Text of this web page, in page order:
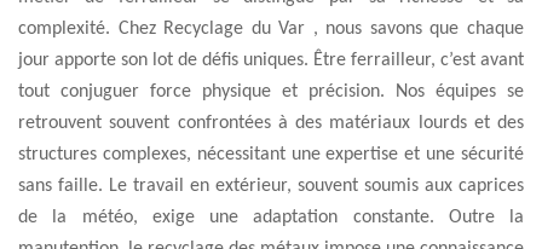
complexité. Chez Recyclage du Var , nous savons que chaque
jour apporte son lot de défis uniques. Être ferrailleur, c’est avant
tout conjuguer force physique et précision. Nos équipes se
retrouvent souvent confrontées à des matériaux lourds et des
structures complexes, nécessitant une expertise et une sécurité
sans faille. Le travail en extérieur, souvent soumis aux caprices
de la météo, exige une adaptation constante. Outre la